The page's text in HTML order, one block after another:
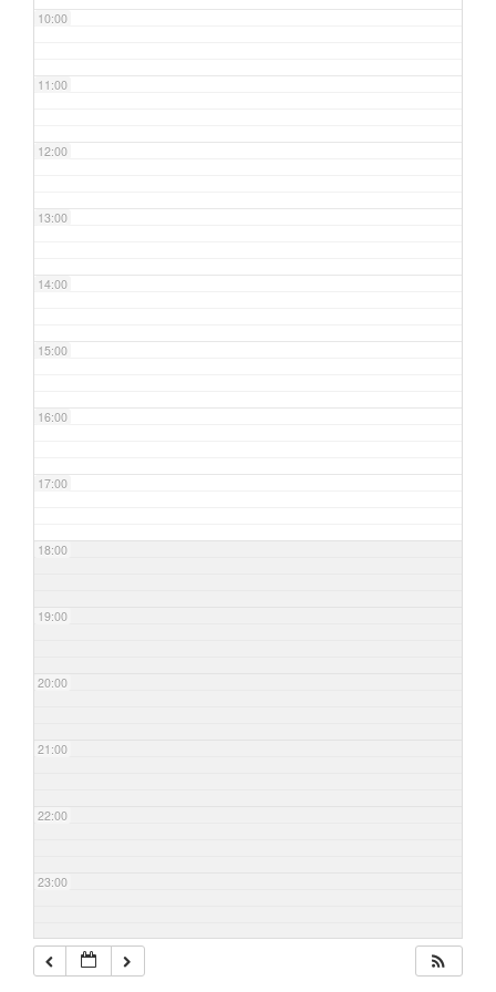
10:00
11:00
12:00
13:00
14:00
15:00
16:00
17:00
18:00
19:00
20:00
21:00
22:00
23:00